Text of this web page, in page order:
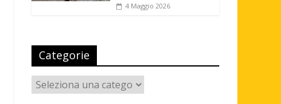
4 Maggio 2026
Categorie
Categorie